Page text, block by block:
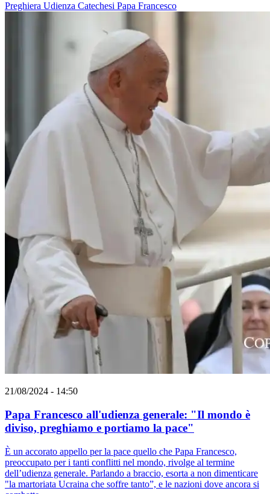
Preghiera Udienza Catechesi Papa Francesco
21/08/2024 - 14:50
Papa Francesco all'udienza generale: "Il mondo è
diviso, preghiamo e portiamo la pace"
È un accorato appello per la pace quello che Papa Francesco,
preoccupato per i tanti conflitti nel mondo, rivolge al termine
dell’udienza generale. Parlando a braccio, esorta a non dimenticare
"la martoriata Ucraina che soffre tanto”, e le nazioni dove ancora si